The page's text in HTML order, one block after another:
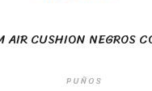
PUÑOS